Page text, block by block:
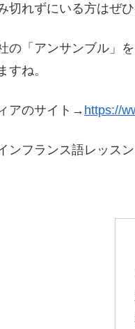
切れずにいる方はぜ
の「アンサンブル」
すね。
アのサイト→ https://
ンフランス語レッス